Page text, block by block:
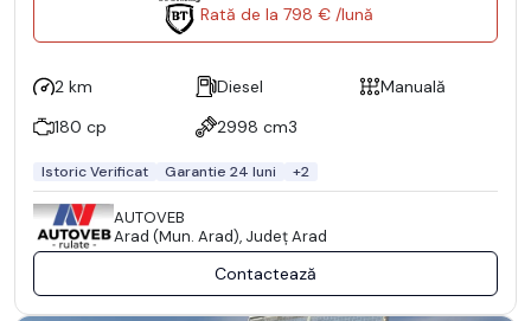
Rată de la 798 € /lună
2 km Diesel
Manuală
180 cp
2998 cm3
Istoric Verificat Garantie 24 luni +2
AUTOVEB
Arad (Mun. Arad), Județ Arad
Contactează